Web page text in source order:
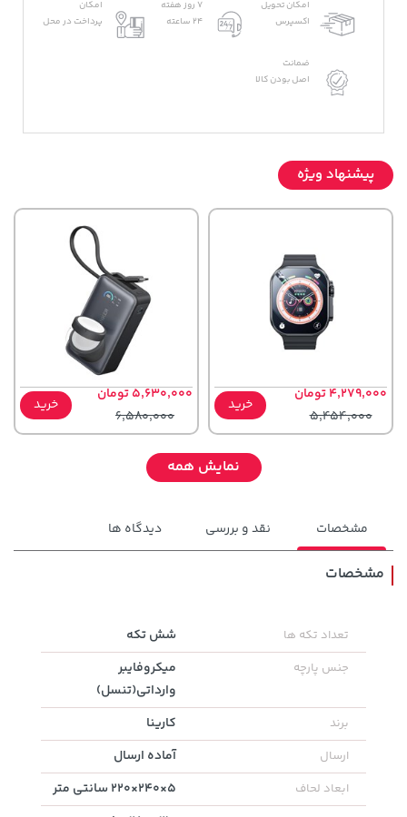
امکان تحویل
اکسپرس
7 روز هفته
24 ساعته
امکان
پرداخت در محل
ضمانت
اصل بودن کالا
پیشنهاد ویژه
4,279,000 تومان
5,454,000
خرید
5,630,000 تومان
6,580,000
خرید
141,000 تومان
165,900
70,000 تومان
90,000
نمایش همه
مشخصات نقد و بررسی دیدگاه ها
مشخصات
تعداد تکه ها شش تکه
جنس پارچه
میکروفایبر
وارداتی(تنسل)
برند کارینا
ارسال آماده ارسال
ابعاد لحاف 5×240×220 سانتی متر